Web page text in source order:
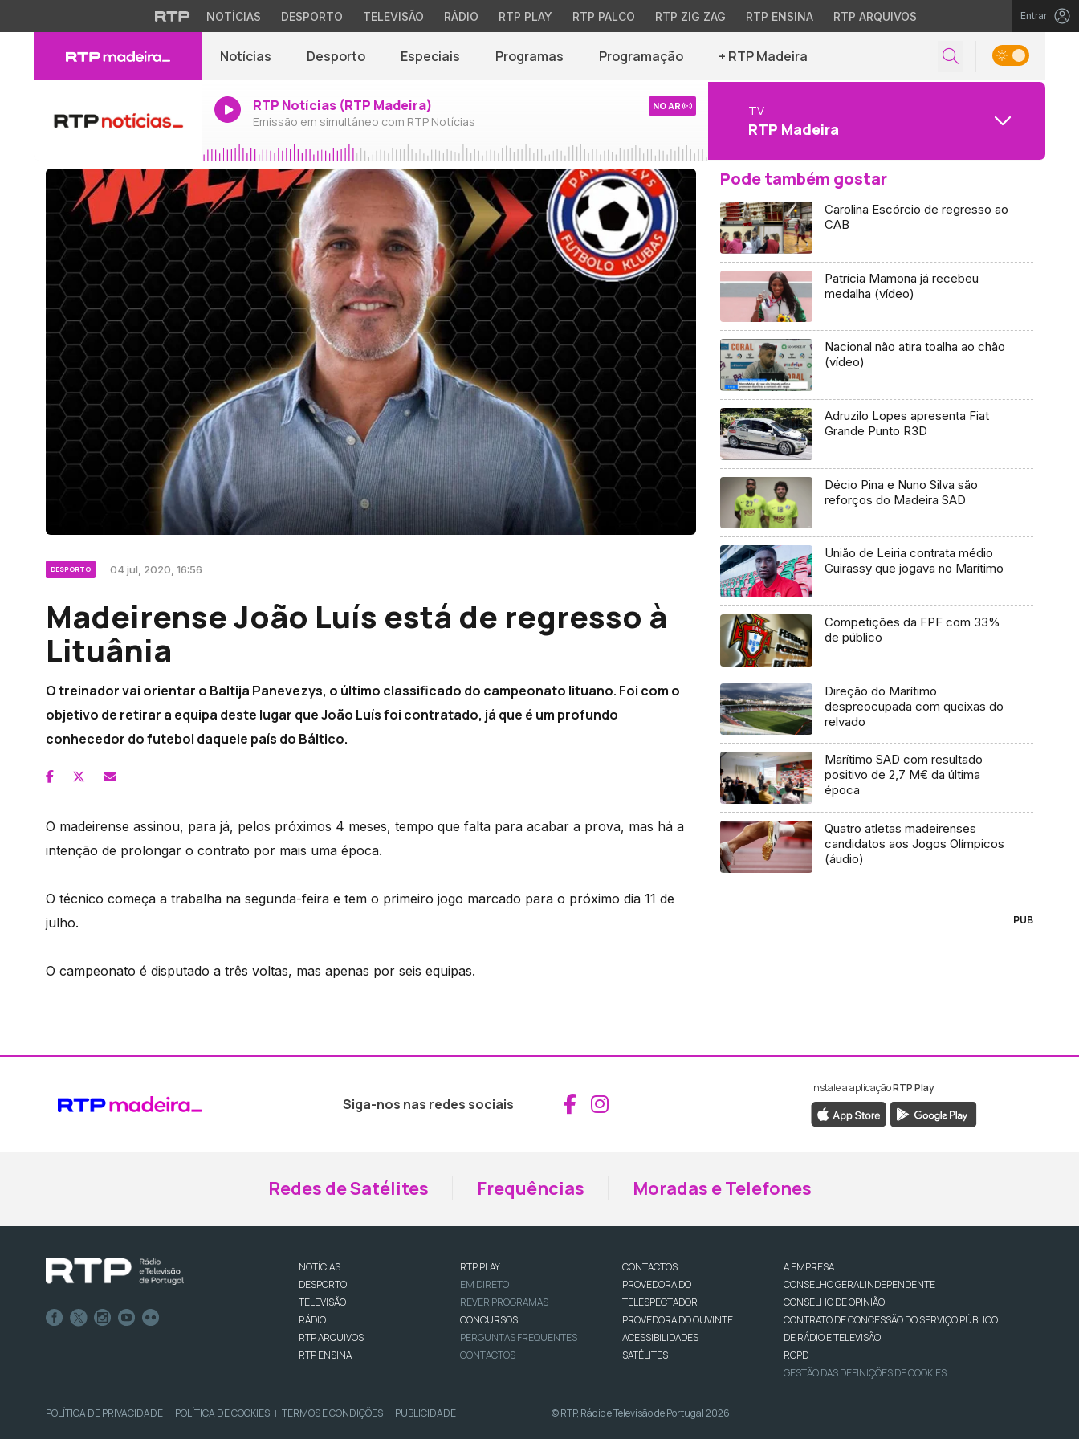
NOTÍCIAS DESPORTO TELEVISÃO RÁDIO RTP PLAY RTP PALCO RTP ZIG ZAG RTP ENSINA RTP ARQUIVOS Entrar
Notícias Desporto Especiais Programas Programação + RTP Madeira
RTP Notícias (RTP Madeira)
Emissão em simultâneo com RTP Notícias
NO AR TV
RTP Madeira
DESPORTO 04 jul, 2020, 16:56
Madeirense João Luís está de regresso à
Lituânia
O treinador vai orientar o Baltija Panevezys, o último classificado do campeonato lituano. Foi com o
objetivo de retirar a equipa deste lugar que João Luís foi contratado, já que é um profundo
conhecedor do futebol daquele país do Báltico.
O madeirense assinou, para já, pelos próximos 4 meses, tempo que falta para acabar a prova, mas há a
intenção de prolongar o contrato por mais uma época.
O técnico começa a trabalha na segunda-feira e tem o primeiro jogo marcado para o próximo dia 11 de
julho.
O campeonato é disputado a três voltas, mas apenas por seis equipas.
Pode também gostar
Carolina Escórcio de regresso ao
CAB
Patrícia Mamona já recebeu
medalha (vídeo)
Nacional não atira toalha ao chão
(vídeo)
Adruzilo Lopes apresenta Fiat
Grande Punto R3D
Décio Pina e Nuno Silva são
reforços do Madeira SAD
União de Leiria contrata médio
Guirassy que jogava no Marítimo
Competições da FPF com 33%
de público
Direção do Marítimo
despreocupada com queixas do
relvado
Marítimo SAD com resultado
positivo de 2,7 M€ da última
época
Quatro atletas madeirenses
candidatos aos Jogos Olímpicos
(áudio)
PUB
Siga-nos nas redes sociais Aceder ao Facebook da RTP Madeira
Aceder ao Instagram da RTP Madeira
Instale a aplicaçãoRTP Play
Redes de Satélites Frequências Moradas e Telefones
NOTÍCIAS
DESPORTO
TELEVISÃO
RÁDIO
RTP ARQUIVOS
RTP ENSINA
RTP PLAY
EM DIRETO
REVER PROGRAMAS
CONCURSOS
PERGUNTAS FREQUENTES
CONTACTOS
CONTACTOS
PROVEDORA DO
TELESPECTADOR
PROVEDORA DO OUVINTE
ACESSIBILIDADES
SATÉLITES
A EMPRESA
CONSELHO GERAL INDEPENDENTE
CONSELHO DE OPINIÃO
CONTRATO DE CONCESSÃO DO SERVIÇO PÚBLICO
DE RÁDIO E TELEVISÃO
RGPD
GESTÃO DAS DEFINIÇÕES DE COOKIES
POLÍTICA DE PRIVACIDADE | POLÍTICA DE COOKIES | TERMOS E CONDIÇÕES | PUBLICIDADE © RTP, Rádio e Televisão de Portugal 2026